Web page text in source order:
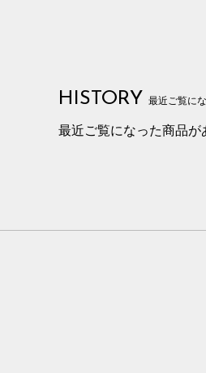
HISTORY 最近ご覧に
最近ご覧になった商品が